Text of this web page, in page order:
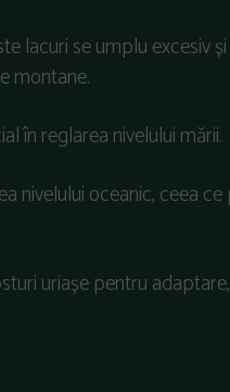
lacuri se umplu excesiv
montane.
în reglarea nivelului mării.
nivelului oceanic, ceea
uriașe pentru